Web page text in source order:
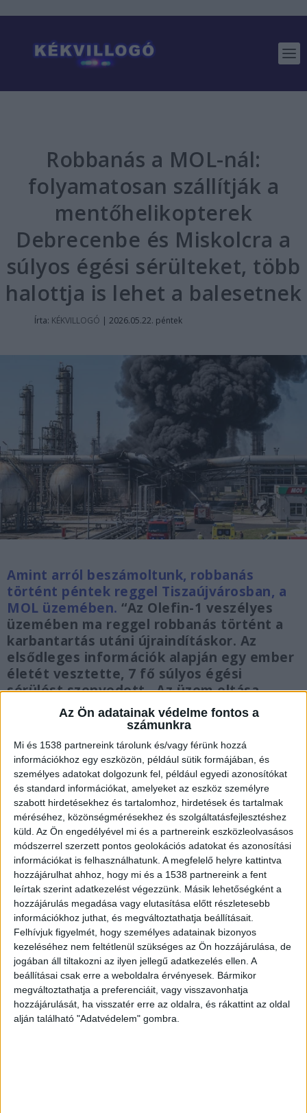
Az Ön adatainak védelme fontos a
számunkra
Mi és 1538 partnereink tárolunk és/vagy férünk hozzá
információkhoz egy eszközön, például sütik formájában, és
személyes adatokat dolgozunk fel, például egyedi azonosítókat
és standard információkat, amelyeket az eszköz személyre
szabott hirdetésekhez és tartalomhoz, hirdetések és tartalmak
méréséhez, közönségmérésekhez és szolgáltatásfejlesztéshez
küld. Az Ön engedélyével mi és a partnereink eszközleolvasásos
módszerrel szerzett pontos geolokációs adatokat és azonosítási
információkat is felhasználhatunk. A megfelelő helyre kattintva
hozzájárulhat ahhoz, hogy mi és a 1538 partnereink a fent
leírtak szerint adatkezelést végezzünk. Másik lehetőségként a
hozzájárulás megadása vagy elutasítása előtt részletesebb
információkhoz juthat, és megváltoztathatja beállításait.
Felhívjuk figyelmét, hogy személyes adatainak bizonyos
kezeléséhez nem feltétlenül szükséges az Ön hozzájárulása, de
jogában áll tiltakozni az ilyen jellegű adatkezelés ellen. A
beállításai csak erre a weboldalra érvényesek. Bármikor
megváltoztathatja a preferenciáit, vagy visszavonhatja
hozzájárulását, ha visszatér erre az oldalra, és rákattint az oldal
alján található "Adatvédelem" gombra.
Robbanás a MOL-nál:
folyamatosan szállítják a
mentőhelikopterek
Debrecenbe és Miskolcra a
súlyos égési sérülteket, több
halottja is lehet a balesetnek
Írta: KÉKVILLOGÓ | 2026.05.22. péntek
Amint arról beszámoltunk, robbanás
történt péntek reggel Tiszaújvárosban, a
MOL üzemében. “Az Olefin-1 veszélyes
üzemében ma reggel robbanás történt a
karbantartás utáni újraindításkor. Az
elsődleges információk alapján egy ember
életét vesztette, 7 fő súlyos égési
sérülést szenvedett. Az üzem oltása
folyamatban van” – írta a miniszterelnök.
Mobillabor a helyszínen
A megsérült csővezetéken jelenleg fáklyaszerű
égés van. A Katasztrófavédelmi Mobil Labor a
helyszínre érkezett, méréseket végez, eddig
veszélyes anyag határérték feletti koncentrációt
nem mért – ezt már Pósfai Gábor,
belügyminiszter közölte.A Kékvillogó
legfrissebb híreit ide kattintva éred el! A
Facebookon már 342 ezernél is többen követnek
minket.